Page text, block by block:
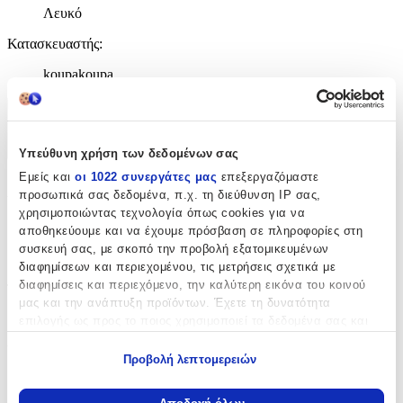
Υπεύθυνη χρήση των δεδομένων σας
Εμείς και οι 1022 συνεργάτες μας επεξεργαζόμαστε
προσωπικά σας δεδομένα, π.χ. τη διεύθυνση IP σας,
χρησιμοποιώντας τεχνολογία όπως cookies για να
αποθηκεύουμε και να έχουμε πρόσβαση σε πληροφορίες στη
συσκευή σας, με σκοπό την προβολή εξατομικευμένων
διαφημίσεων και περιεχομένου, τις μετρήσεις σχετικά με
διαφημίσεις και περιεχόμενο, την καλύτερη εικόνα του κοινού
μας και την ανάπτυξη προϊόντων. Έχετε τη δυνατότητα
Να συλλέξουμε πληροφορίες σχετικά με τη γεωγραφική
Προβολή λεπτομερειών
Λευκό
Κατασκευαστής:
koupakoupa
Χαρακτηριστικά
+
Χαρακτηριστικά
με Κλειδαριά:
Όχι
Τύπος: